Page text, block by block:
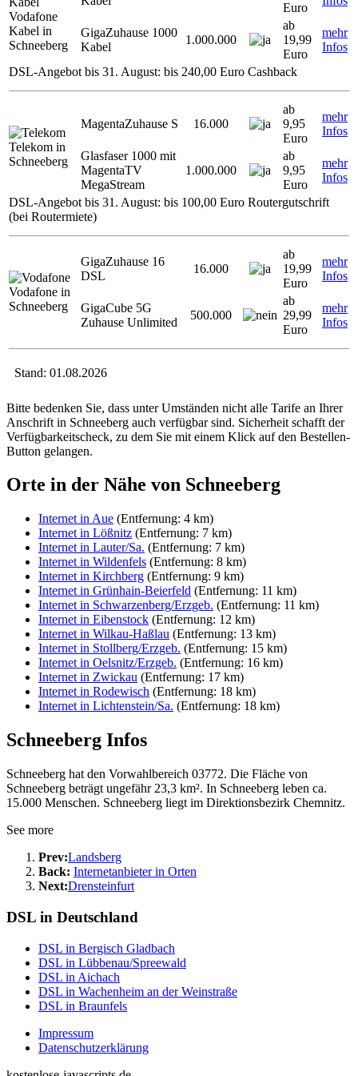
Vodafone
Kabel in
Schneeberg
Euro
GigaZuhause 1000
Kabel
1.000.000
ab
19,99
Euro
mehr
Infos
DSL-Angebot bis 31. August: bis 240,00 Euro Cashback
Telekom in
Schneeberg
MagentaZuhause S 16.000
ab
9,95
Euro
mehr
Infos
Glasfaser 1000 mit
MagentaTV
MegaStream
1.000.000
ab
9,95
Euro
mehr
Infos
DSL-Angebot bis 31. August: bis 100,00 Euro Routergutschrift
(bei Routermiete)
Vodafone in
Schneeberg
GigaZuhause 16
DSL
16.000
ab
19,99
Euro
mehr
Infos
GigaCube 5G
Zuhause Unlimited
500.000
ab
29,99
Euro
mehr
Infos
Stand: 01.08.2026
Bitte bedenken Sie, dass unter Umständen nicht alle Tarife an Ihrer
Anschrift in Schneeberg auch verfügbar sind. Sicherheit schafft der
Verfügbarkeitscheck, zu dem Sie mit einem Klick auf den Bestellen-
Button gelangen.
Orte in der Nähe von Schneeberg
Internet in Aue (Entfernung: 4 km)
Internet in Lößnitz (Entfernung: 7 km)
Internet in Lauter/Sa. (Entfernung: 7 km)
Internet in Wildenfels (Entfernung: 8 km)
Internet in Kirchberg (Entfernung: 9 km)
Internet in Grünhain-Beierfeld (Entfernung: 11 km)
Internet in Schwarzenberg/Erzgeb. (Entfernung: 11 km)
Internet in Eibenstock (Entfernung: 12 km)
Internet in Wilkau-Haßlau (Entfernung: 13 km)
Internet in Stollberg/Erzgeb. (Entfernung: 15 km)
Internet in Oelsnitz/Erzgeb. (Entfernung: 16 km)
Internet in Zwickau (Entfernung: 17 km)
Internet in Rodewisch (Entfernung: 18 km)
Internet in Lichtenstein/Sa. (Entfernung: 18 km)
Schneeberg Infos
Schneeberg hat den Vorwahlbereich 03772. Die Fläche von
Schneeberg beträgt ungefähr 23,3 km². In Schneeberg leben ca.
15.000 Menschen. Schneeberg liegt im Direktionsbezirk Chemnitz.
See more
Prev:Landsberg
Back: Internetanbieter in Orten
Next:Drensteinfurt
DSL in Deutschland
DSL in Bergisch Gladbach
DSL in Lübbenau/Spreewald
DSL in Aichach
DSL in Wachenheim an der Weinstraße
DSL in Braunfels
Impressum
Datenschutzerklärung